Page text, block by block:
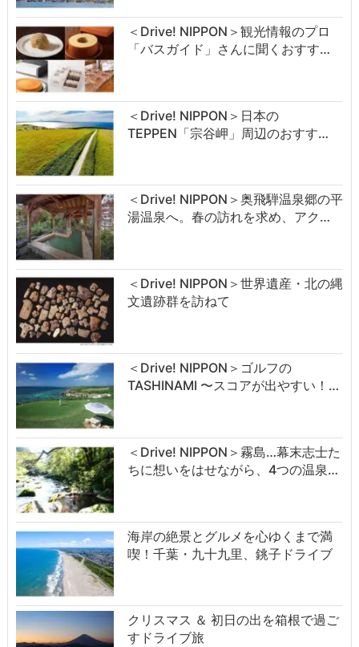
＜Drive! NIPPON＞観光情報のプロ
「バスガイド」さんに聞くおすす…
＜Drive! NIPPON＞日本の
TEPPEN「宗谷岬」周辺のおすす…
＜Drive! NIPPON＞奥飛騨温泉郷の平
湯温泉へ。春の訪れを求め、アク…
＜Drive! NIPPON＞世界遺産・北の縄
文遺跡群を訪ねて
＜Drive! NIPPON＞ゴルフの
TASHINAMI 〜スコアが出やすい！…
＜Drive! NIPPON＞霧島…幕末志士た
ちに想いをはせながら、4つの温泉…
海岸の絶景とグルメを心ゆくまで満
喫！千葉・九十九里、銚子ドライブ
クリスマス ＆ 初日の出を箱根で過ご
すドライブ旅